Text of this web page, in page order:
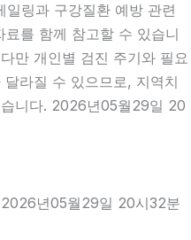
링과 구강질환 예방 관련
료를 함께 참고할 수 있습니
만 개인별 검진 주기와 필요
라질 수 있으므로, 지역치
니다. 2026년05월29일 20
년05월29일 20시32분